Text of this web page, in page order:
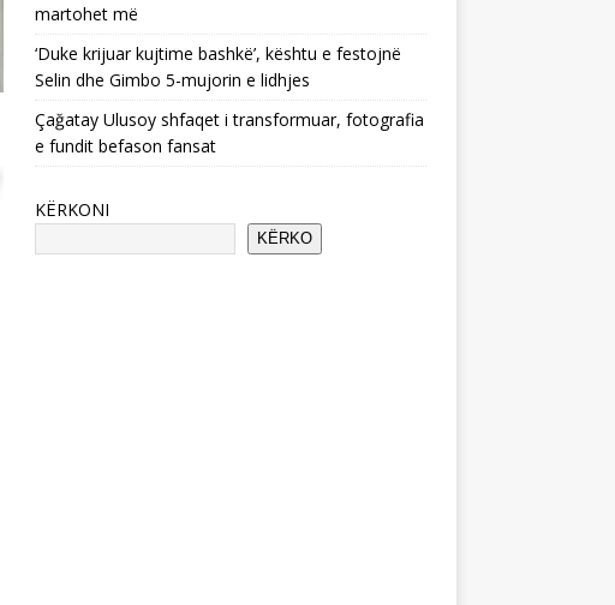
martohet më
‘Duke krijuar kujtime bashkë’, kështu e festojnë
Selin dhe Gimbo 5-mujorin e lidhjes
Çağatay Ulusoy shfaqet i transformuar, fotografia
e fundit befason fansat
KËRKONI
KËRKO